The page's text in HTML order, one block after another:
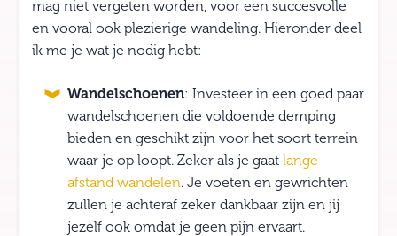
mag niet vergeten worden, voor een succesvolle
en vooral ook plezierige wandeling. Hieronder deel
ik me je wat je nodig hebt:
Wandelschoenen: Investeer in een goed paar
wandelschoenen die voldoende demping
bieden en geschikt zijn voor het soort terrein
waar je op loopt. Zeker als je gaat lange
afstand wandelen. Je voeten en gewrichten
zullen je achteraf zeker dankbaar zijn en jij
jezelf ook omdat je geen pijn ervaart.